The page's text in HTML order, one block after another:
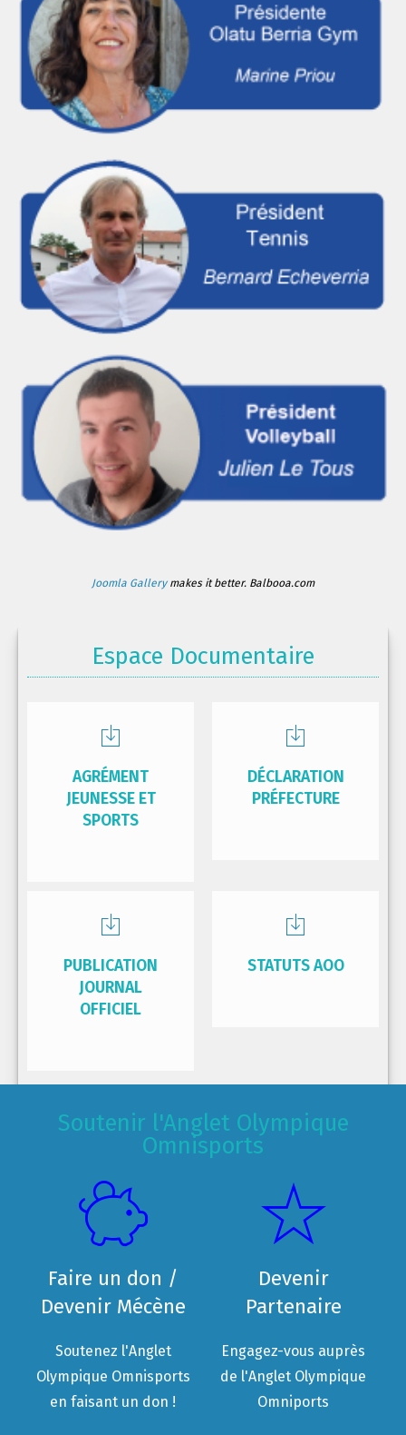
Joomla Gallerymakes it better. Balbooa.com
Espace Documentaire
AGRÉMENT
JEUNESSE ET
SPORTS
DÉCLARATION
PRÉFECTURE
PUBLICATION
JOURNAL
OFFICIEL
STATUTS AOO
Soutenir l'Anglet Olympique
Omnisports
Faire un don /
Devenir Mécène
Soutenez l'Anglet
Olympique Omnisports
en faisant un don !
Devenir
Partenaire
Engagez-vous auprès
de l'Anglet Olympique
Omniports